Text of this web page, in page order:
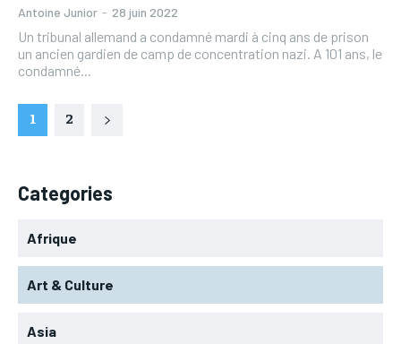
Antoine Junior - 28 juin 2022
Un tribunal allemand a condamné mardi à cinq ans de prison
un ancien gardien de camp de concentration nazi. A 101 ans, le
condamné...
1 2
Categories
Afrique
Art & Culture
Asia